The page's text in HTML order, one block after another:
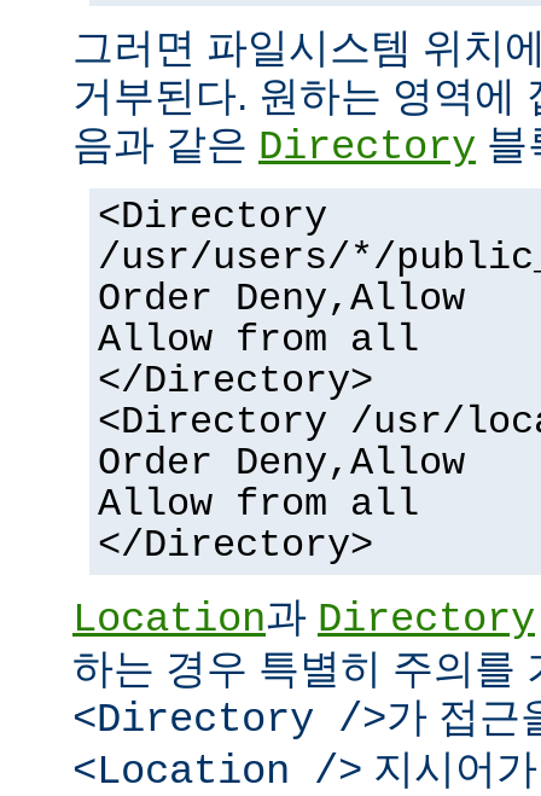
그러면 파일시스템 위치
거부된다. 원하는 영역에
음과 같은 Directory 블
<Directory
/usr/users/*/
Order Deny,Allow
Allow from all
</Directory>
<Directory /usr/
Order Deny,Allow
Allow from all
</Directory>
Location과 Directory
하는 경우 특별히 주의를
<Directory />가 접근
<Location /> 지시어